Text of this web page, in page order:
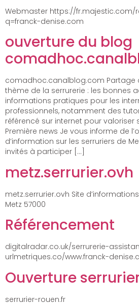
Webmaster https://fr.majestic.com/
q=franck-denise.com
ouverture du blog
comadhoc.canalblog.com Partage
thème de la serrurerie : les bonnes
informations pratiques pour les
professionnels, notamment des
référencé sur internet pour
Première news Je vous informe de
d’information sur les serruriers de
invités à participer […]
metz.serrurier.ovh
metz.serrurier.ovh Site
Metz 57000
Référencement
digitalradar.co.uk/serrurerie-
urlmetriques.co/www.franck-
Ouverture
serrurier-rouen.fr